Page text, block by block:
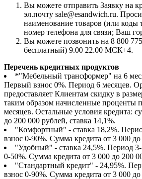
Вы можете отправить Заявку на
эл.почту sale@esandwich.ru.
наименование товаров (или коды
номер телефона для связи; Ваш
Вы можете позвонить на 8 800
бесплатный) 9.00 22.00 МСК+4.
Перечень кредитных продуктов
*"Мебельный трансформер" на 6
Первый взнос 0%. Период 6 месяцев.
предоставляет Клиентам скидку в
таким образом начисленные проценты
месяцев. Остальные условия кредита:
до 200 000 рублей, ставка 14,1%.
"Комфортный" - ставка 18,2%.
взнос 0-90%. Сумма кредита от 3 000
"Удобный" - ставка 24,5%. Период
0-50%. Сумма кредита от 3 000 до 200
"Стандартный кредит" - 24,95%.
взнос 0-90%. Сумма кредита от 3 000